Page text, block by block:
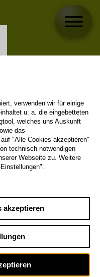
verwenden wir für einige
u. a. die eingebetteten
welches uns Auskunft
das
"Alle Cookies akzeptieren"
technisch notwendigen
Webseite zu. Weitere
akzeptieren